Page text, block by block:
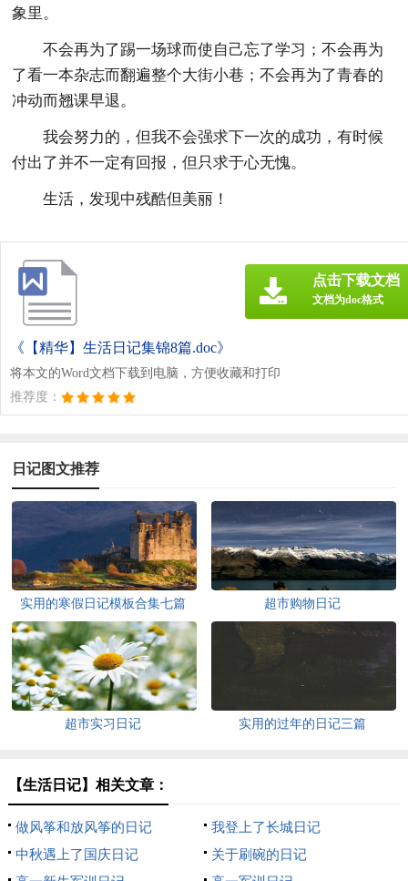
象里。
不会再为了踢一场球而使自己忘了学习；不会再为
了看一本杂志而翻遍整个大街小巷；不会再为了青春的
冲动而翘课早退。
我会努力的，但我不会强求下一次的成功，有时候
付出了并不一定有回报，但只求于心无愧。
生活，发现中残酷但美丽！
《【精华】生活日记集锦8篇.doc》
将本文的Word文档下载到电脑，方便收藏和打印
推荐度：
点击下载文档
文档为doc格式
日记图文推荐
实用的寒假日记模板合集七篇 超市购物日记
超市实习日记 实用的过年的日记三篇
【生活日记】相关文章：
做风筝和放风筝的日记
我登上了长城日记
中秋遇上了国庆日记
关于刷碗的日记